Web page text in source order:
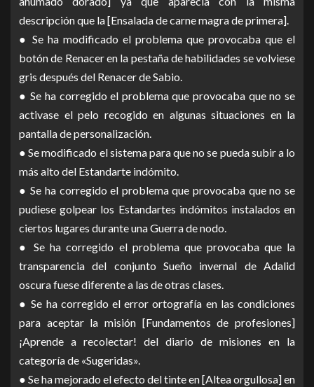
descripción que la [Ensalada de carne magra de primera].
● Se ha modificado el problema que provocaba que el
botón de Renacer en la pestaña de habilidades se volviese
gris después del Renacer de Sabio.
● Se ha corregido el problema que provocaba que no se
activase el pelo recogido en algunas situaciones en la
pantalla de personalización.
● Se modificado el sistema para que no se pueda subir a lo
más alto del Estandarte indómito.
● Se ha corregido el problema que provocaba que no se
pudiese golpear los Estandartes indómitos instalados en
ciertos lugares durante una Guerra de nodo.
● Se ha corregido el problema que provocaba que la
transparencia del conjunto Sueño invernal de Adalid
oscura fuese diferente a las de otras clases.
● Se ha corregido el error ortografía en las condiciones
para aceptar la misión [Fundamentos de profesiones]
¡Aprende a recolectar! del diario de misiones en la
categoría de «Sugeridas».
● Se ha mejorado el efecto del tinte en [Altea orgullosa] en